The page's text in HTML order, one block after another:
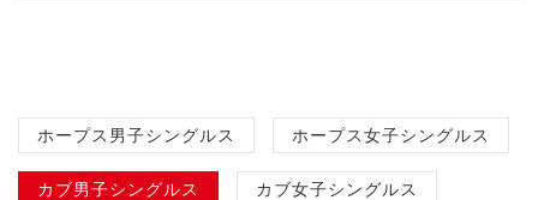
ホープス男子シングルス ホープス女子シングルス
カブ男子シングルス カブ女子シングルス